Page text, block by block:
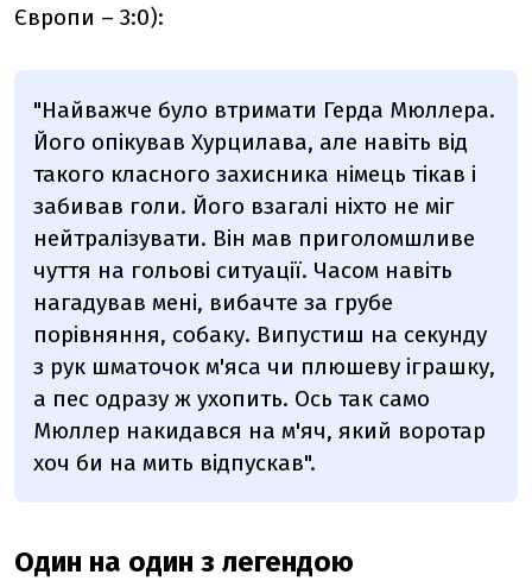
Європи – 3:0):
"Найважче було втримати Герда Мюллера.
Його опікував Хурцилава, але навіть від
такого класного захисника німець тікав і
забивав голи. Його взагалі ніхто не міг
нейтралізувати. Він мав приголомшливе
чуття на гольові ситуації. Часом навіть
нагадував мені, вибачте за грубе
порівняння, собаку. Випустиш на секунду
з рук шматочок м'яса чи плюшеву іграшку,
а пес одразу ж ухопить. Ось так само
Мюллер накидався на м'яч, який воротар
хоч би на мить відпускав".
Один на один з легендою